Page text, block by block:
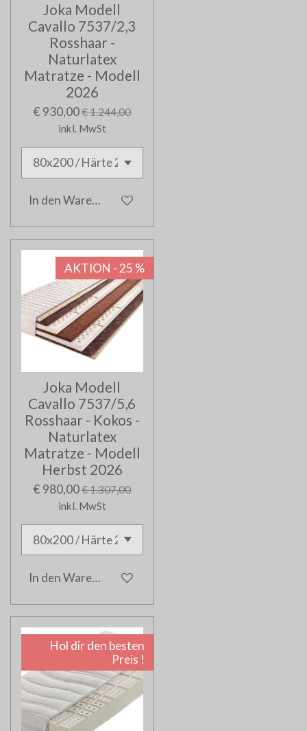
Joka Modell
Cavallo 7537/2,3
Rosshaar -
Naturlatex
Matratze - Modell
2026
€ 930,00€ 1.244,00
inkl. MwSt
In den Warenkorb
AKTION - 25 %
Joka Modell
Cavallo 7537/5,6
Rosshaar - Kokos -
Naturlatex
Matratze - Modell
Herbst 2026
€ 980,00€ 1.307,00
inkl. MwSt
In den Warenkorb
Hol dir den besten
Preis !